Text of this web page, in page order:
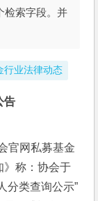
检索字段。并
行业法律动态
告
官网私募基金
》称：协会于
分类查询公示”